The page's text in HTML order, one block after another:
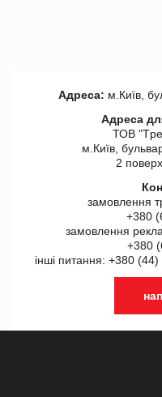
Адреса: м.Київ,
Адреса
ТОВ
м.Київ,
2
замовлення
+380
замовлення
+380
інші питання: +380